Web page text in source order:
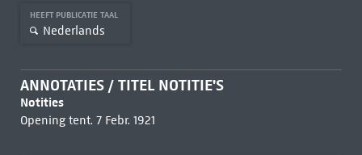
HEEFT PUBLICATIE TAAL
Nederlands
ANNOTATIES / TITEL NOTITIE'S
Notities
Opening tent. 7 Febr. 1921